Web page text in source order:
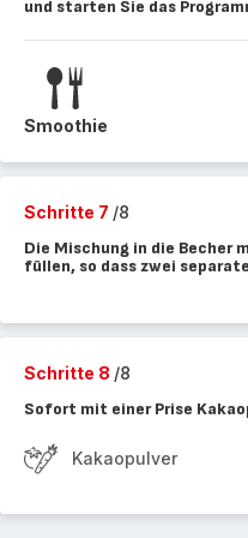
und starten Sie das
Smoothie
Schritte 7 /8
Die Mischung in die Becher
füllen, so dass zwei
Schritte 8 /8
Sofort mit einer Prise
Kakaopulver